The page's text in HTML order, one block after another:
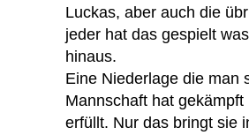
Luckas, aber auch die
jeder hat das gespielt
hinaus.
Eine Niederlage die man
Mannschaft hat
erfüllt. Nur das bringt sie